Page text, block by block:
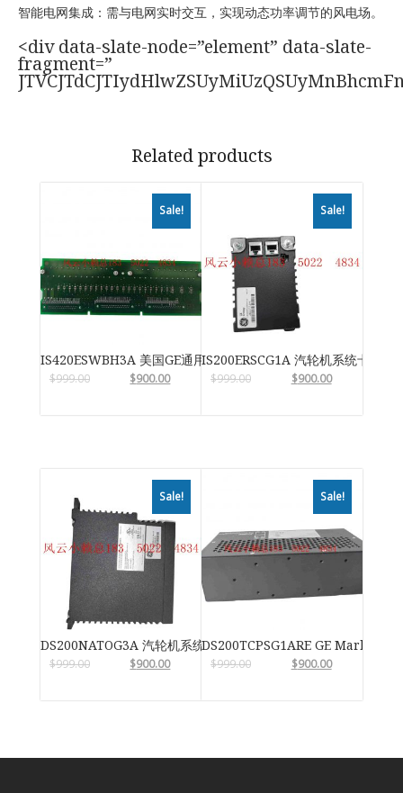
智能电网集成：需与电网实时交互，实现动态功率调节的风电场。
<div data-slate-node=”element” data-slate-
fragment=”
Related products
Sale!
IS420ESWBH3A 美国GE通用电气
$999.00 $900.00
Sale!
IS200ERSCG1A 汽轮机系统卡件
$999.00 $900.00
Sale!
DS200NATOG3A 汽轮机系统卡件
$999.00 $900.00
Sale!
DS200TCPSG1ARE GE Mark VIe
$999.00 $900.00